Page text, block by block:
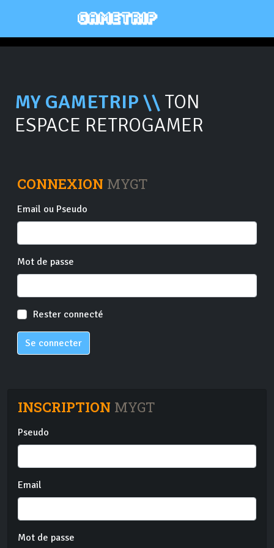
MY GAMETRIP \\ TON
ESPACE RETROGAMER
CONNEXION MYGT
Email ou Pseudo
Mot de passe
Rester connecté
Se connecter
INSCRIPTION MYGT
Pseudo
Email
Mot de passe